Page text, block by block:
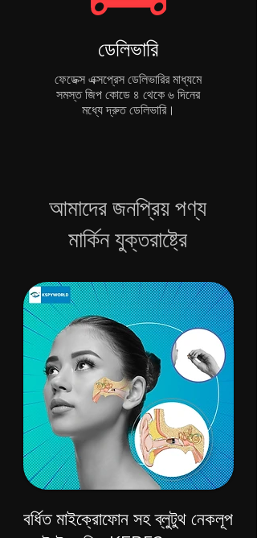
ডেলিভারি
ফেডেক্স এক্সপ্রেস ডেলিভারির মাধ্যমে
সমস্ত জিপ কোডে ৪ থেকে ৬ দিনের
মধ্যে দ্রুত ডেলিভারি।
আমাদের জনপ্রিয় পণ্য
মার্কিন যুক্তরাষ্ট্রে
বর্ধিত মাইক্রোফোন সহ ব্লুটুথ নেকলূপ